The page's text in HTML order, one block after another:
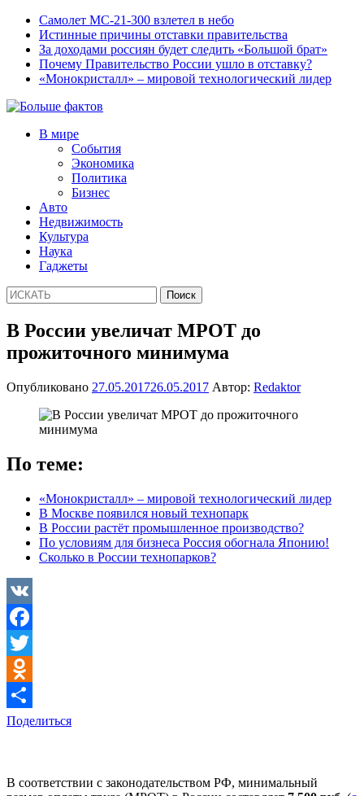
Самолет МС-21-300 взлетел в небо
Истинные причины отставки правительства
За доходами россиян будет следить «Большой брат»
Почему Правительство России ушло в отставку?
«Монокристалл» – мировой технологический лидер
В мире
События
Экономика
Политика
Бизнес
Авто
Недвижимость
Культура
Наука
Гаджеты
В России увеличат МРОТ до
прожиточного минимума
Опубликовано 27.05.201726.05.2017 Автор: Redaktor
По теме:
«Монокристалл» – мировой технологический лидер
В Москве появился новый технопарк
В России растёт промышленное производство?
По условиям для бизнеса Россия обогнала Японию!
Сколько в России технопарков?
VK
Facebook
Twitter
Odnoklassniki
Поделиться
В соответствии с законодательством РФ, минимальный